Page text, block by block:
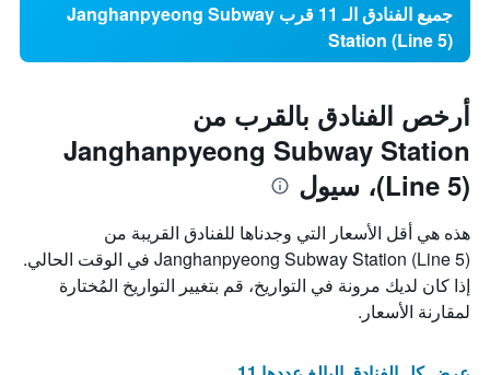
جميع الفنادق الـ 11 قرب Janghanpyeong Subway
Station (Line 5)
أرخص الفنادق بالقرب من
Janghanpyeong Subway Station
(Line 5)، سيول
هذه هي أقل الأسعار التي وجدناها للفنادق القريبة من
Janghanpyeong Subway Station (Line 5) في الوقت الحالي.
إذا كان لديك مرونة في التواريخ، قم بتغيير التواريخ المُختارة
لمقارنة الأسعار.